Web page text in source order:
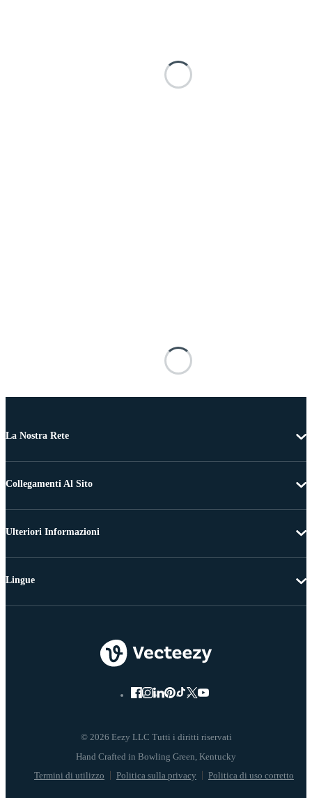
La Nostra Rete
Collegamenti Al Sito
Ulteriori Informazioni
© 2026 Eezy LLC Tutti i diritti riservati
Termini di utilizzo Politica sulla privacy Politica di uso corretto
Lingue